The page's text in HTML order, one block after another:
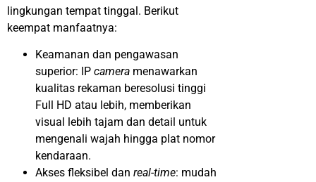
lingkungan tempat tinggal. Berikut
keempat manfaatnya:
Keamanan dan pengawasan
superior: IP camera menawarkan
kualitas rekaman beresolusi tinggi
Full HD atau lebih, memberikan
visual lebih tajam dan detail untuk
mengenali wajah hingga plat nomor
kendaraan.
Akses fleksibel dan real-time: mudah